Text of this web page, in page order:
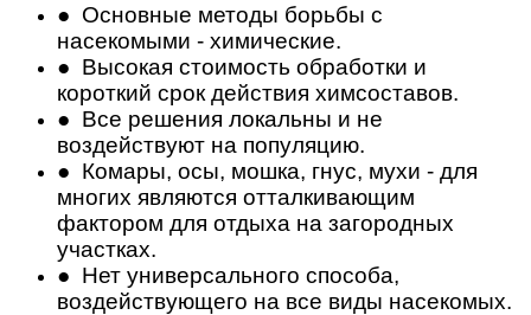
● Основные методы борьбы с
насекомыми - химические.
● Высокая стоимость обработки и
короткий срок действия химсоставов.
● Все решения локальны и не
воздействуют на популяцию.
● Комары, осы, мошка, гнус, мухи - для
многих являются отталкивающим
фактором для отдыха на загородных
участках.
● Нет универсального способа,
воздействующего на все виды насекомых.